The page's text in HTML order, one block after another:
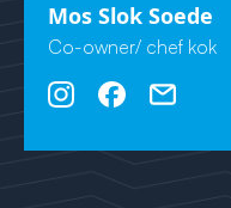
Mos Slok Soede
Co-owner/ chef kok